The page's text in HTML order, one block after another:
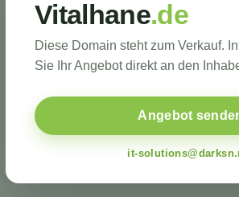
Vitalhane.de
Diese Domain steht zum Verkauf.
Sie Ihr Angebot direkt an den
Angebot
it-